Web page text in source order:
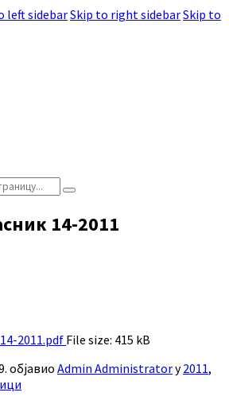
left sidebarSkip to right sidebarSkip to
14-2011
2011.pdf File size: 415 kB
објавио Admin Administratorу2011,